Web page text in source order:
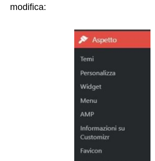
modifica: